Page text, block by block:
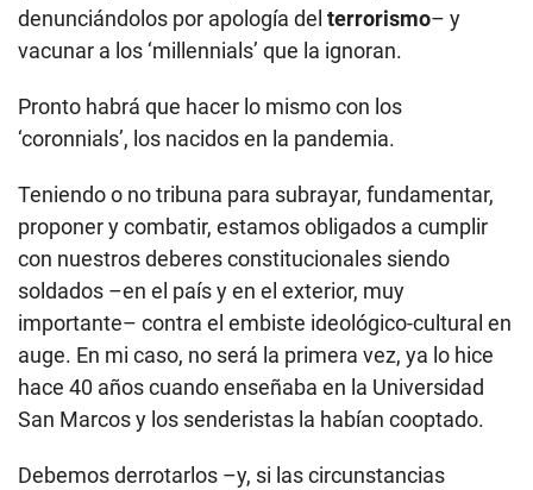
denunciándolos por apología del terrorismo– y
vacunar a los ‘millennials’ que la ignoran.
Pronto habrá que hacer lo mismo con los
‘coronnials’, los nacidos en la pandemia.
Teniendo o no tribuna para subrayar, fundamentar,
proponer y combatir, estamos obligados a cumplir
con nuestros deberes constitucionales siendo
soldados –en el país y en el exterior, muy
importante– contra el embiste ideológico-cultural en
auge. En mi caso, no será la primera vez, ya lo hice
hace 40 años cuando enseñaba en la Universidad
San Marcos y los senderistas la habían cooptado.
Debemos derrotarlos –y, si las circunstancias